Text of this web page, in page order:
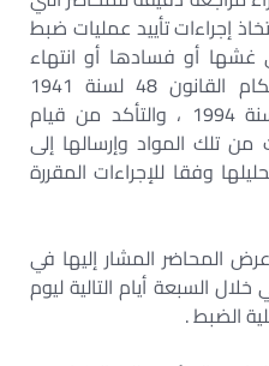
إجراءات تأييد عمليات ضبط
غشها أو فسادها أو انتهاء
تاريخ صلاحيتها بالمخالفة لأحكام القانون 48 لسنة 1941
المعدل بالقانون رقم 281 لسنة 1994 ، والتأكد من قيام
تلك المواد وإرسالها إلى
وفقا للإجراءات المقررة
المحاضر المشار إليها في
السبعة أيام التالية ليوم
الضبط .